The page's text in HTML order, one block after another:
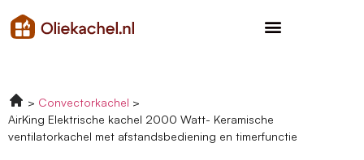
Convectorkachel
AirKing Elektrische kachel 2000 Watt- Keramische
ventilatorkachel met afstandsbediening en timerfunctie